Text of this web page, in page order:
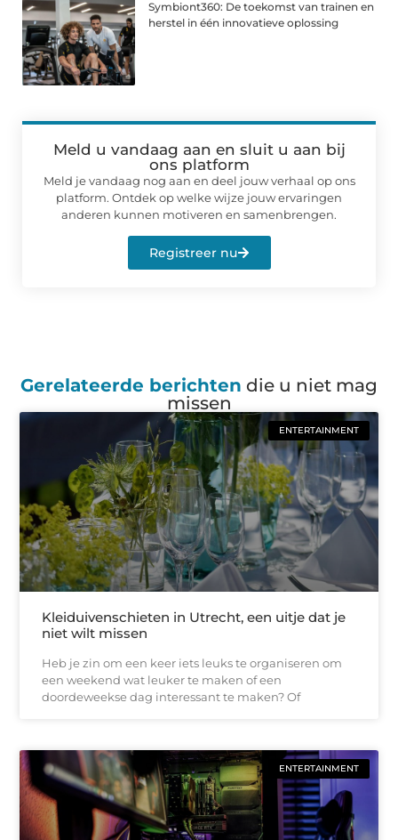
Symbiont360: De toekomst van trainen en
herstel in één innovatieve oplossing
Meld u vandaag aan en sluit u aan bij
ons platform
Meld je vandaag nog aan en deel jouw verhaal op ons
platform. Ontdek op welke wijze jouw ervaringen
anderen kunnen motiveren en samenbrengen.
Registreer nu
Gerelateerde berichten die u niet mag
missen
ENTERTAINMENT
Kleiduivenschieten in Utrecht, een uitje dat je
niet wilt missen
Heb je zin om een keer iets leuks te organiseren om
een weekend wat leuker te maken of een
doordeweekse dag interessant te maken? Of
ENTERTAINMENT